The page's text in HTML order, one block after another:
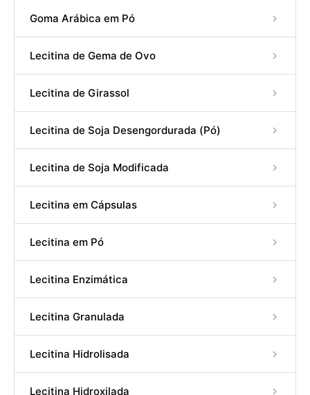
Goma Arábica em Pó
Lecitina de Gema de Ovo
Lecitina de Girassol
Lecitina de Soja Desengordurada (Pó)
Lecitina de Soja Modificada
Lecitina em Cápsulas
Lecitina em Pó
Lecitina Enzimática
Lecitina Granulada
Lecitina Hidrolisada
Lecitina Hidroxilada